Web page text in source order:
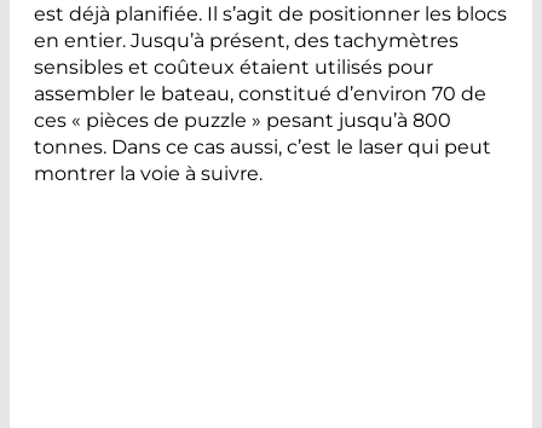
est déjà planifiée. Il s’agit de positionner les blocs
en entier. Jusqu’à présent, des tachymètres
sensibles et coûteux étaient utilisés pour
assembler le bateau, constitué d’environ 70 de
ces « pièces de puzzle » pesant jusqu’à 800
tonnes. Dans ce cas aussi, c’est le laser qui peut
montrer la voie à suivre.